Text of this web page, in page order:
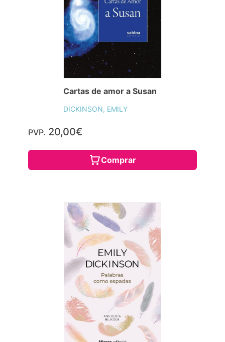
Cartas de amor a Susan
DICKINSON, EMILY
PVP. 20,00€
Comprar